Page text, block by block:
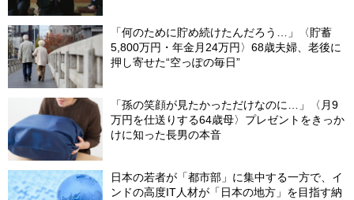
「何のために貯め続けたんだろう…」〈貯蓄
5,800万円・年金月24万円〉68歳夫婦、老後に
押し寄せた“空っぽの毎日”
「孫の笑顔が見たかっただけなのに…」〈月9
万円を仕送りする64歳母〉プレゼントをきっか
けに知った長男の本音
日本の若者が「都市部」に集中する一方で、イ
ンドの高度IT人材が「日本の地方」を目指す納